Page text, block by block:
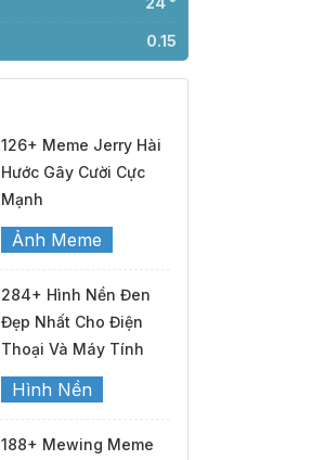
0.15
126+ Meme Jerry Hài
Hước Gây Cười Cực
Mạnh
Ảnh Meme
284+ Hình Nền Đen
Đẹp Nhất Cho Điện
Thoại Và Máy Tính
Hình Nền
188+ Mewing Meme